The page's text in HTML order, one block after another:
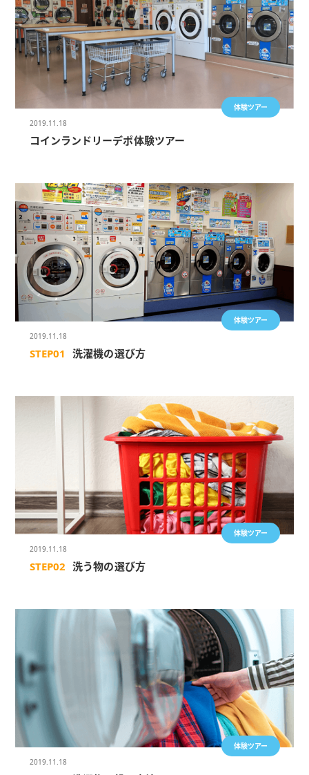
体験ツアー
2019.11.18
コインランドリーデポ体験ツアー
体験ツアー
2019.11.18
STEP01 洗濯機の選び方
体験ツアー
2019.11.18
STEP02 洗う物の選び方
体験ツアー
2019.11.18